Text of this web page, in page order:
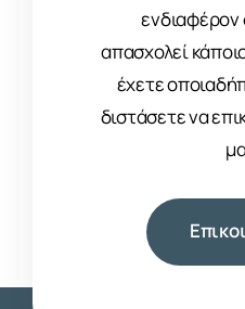
ενδιαφέρον
απασχολεί
έχετε
διστάσετε να